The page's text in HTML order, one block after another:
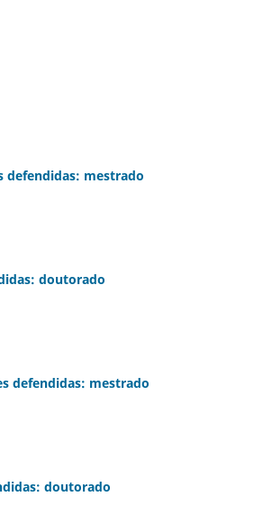
defendidas: mestrado
doutorado
defendidas: mestrado
doutorado